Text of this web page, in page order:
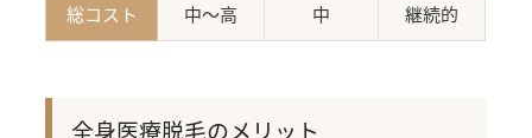
総コスト 中〜高 中 継続的
全身医療脱毛のメリット